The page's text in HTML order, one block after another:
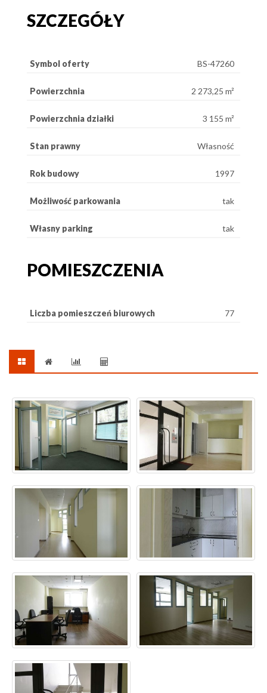
SZCZEGÓŁY
Symbol oferty BS-47260
Powierzchnia 2 273,25 m²
Powierzchnia działki 3 155 m²
Stan prawny Własność
Rok budowy 1997
Możliwość parkowania tak
Własny parking tak
POMIESZCZENIA
Liczba pomieszczeń biurowych 77